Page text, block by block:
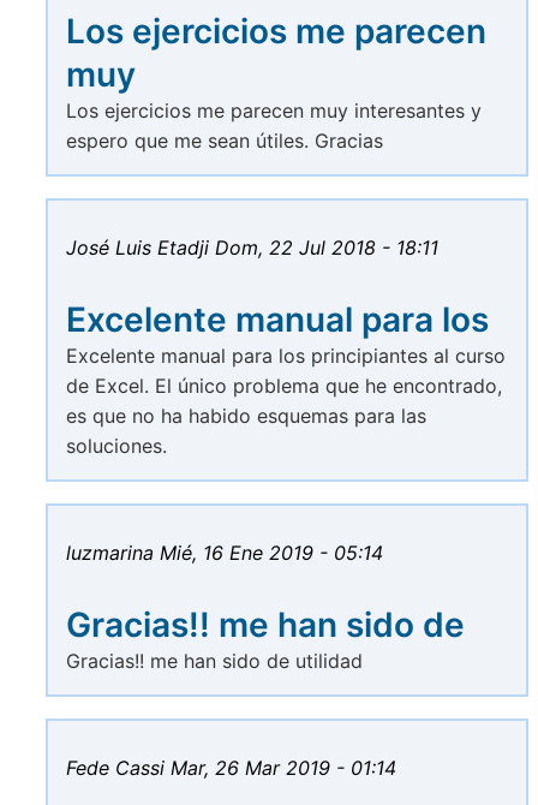
Los ejercicios me parecen
muy
Los ejercicios me parecen muy interesantes y
espero que me sean útiles. Gracias
José Luis Etadji Dom, 22 Jul 2018 - 18:11
Excelente manual para los
Excelente manual para los principiantes al curso
de Excel. El único problema que he encontrado,
es que no ha habido esquemas para las
soluciones.
luzmarina Mié, 16 Ene 2019 - 05:14
Gracias!! me han sido de
Gracias!! me han sido de utilidad
Fede Cassi Mar, 26 Mar 2019 - 01:14